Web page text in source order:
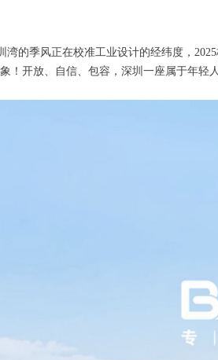
湾的季风正在校准工业设计的经纬度，
！开放、自信、包容，深圳一座属于年轻